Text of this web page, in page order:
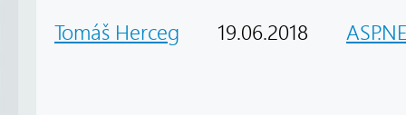
Tomáš Herceg 19.06.2018